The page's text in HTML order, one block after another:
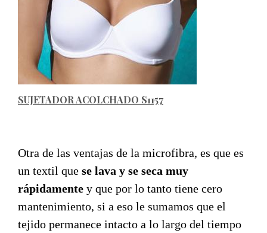
SUJETADOR ACOLCHADO S1157
Otra de las ventajas de la microfibra, es que es
un textil que se lava y se seca muy
rápidamente y que por lo tanto tiene cero
mantenimiento, si a eso le sumamos que el
tejido permanece intacto a lo largo del tiempo